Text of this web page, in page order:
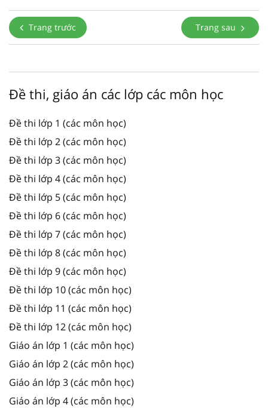
Trang trước Trang sau
Đề thi, giáo án các lớp các môn học
Đề thi lớp 1 (các môn học)
Đề thi lớp 2 (các môn học)
Đề thi lớp 3 (các môn học)
Đề thi lớp 4 (các môn học)
Đề thi lớp 5 (các môn học)
Đề thi lớp 6 (các môn học)
Đề thi lớp 7 (các môn học)
Đề thi lớp 8 (các môn học)
Đề thi lớp 9 (các môn học)
Đề thi lớp 10 (các môn học)
Đề thi lớp 11 (các môn học)
Đề thi lớp 12 (các môn học)
Giáo án lớp 1 (các môn học)
Giáo án lớp 2 (các môn học)
Giáo án lớp 3 (các môn học)
Giáo án lớp 4 (các môn học)